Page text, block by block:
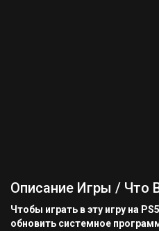
Описание Игры / Что
Чтобы играть в эту игру на
обновить системное